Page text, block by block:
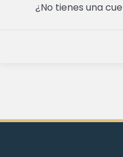
¿No tienes una